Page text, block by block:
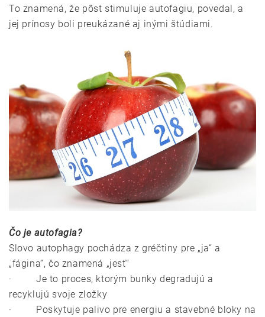
To znamená, že pôst stimuluje autofagiu, povedal, a
jej prínosy boli preukázané aj inými štúdiami.
Čo je autofagia?
Slovo autophagy pochádza z gréčtiny pre „ja“ a
„fágina“, čo znamená „jesť“
· Je to proces, ktorým bunky degradujú a
recyklujú svoje zložky
· Poskytuje palivo pre energiu a stavebné bloky na